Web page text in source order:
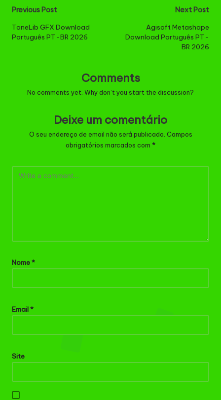
Post
navigation
Previous Post
ToneLib GFX Download
Português PT-BR 2026
Next Post
Agisoft Metashape
Download Português PT-
BR 2026
Comments
No comments yet. Why don’t you start the discussion?
Deixe um comentário
O seu endereço de email não será publicado. Campos
obrigatórios marcados com *
Nome*
Email*
Site